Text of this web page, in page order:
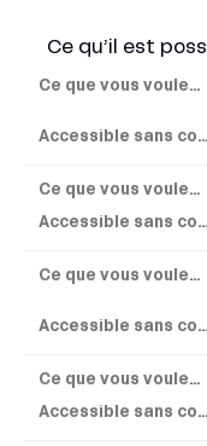
Ce qu’il est
Ce
faire
Accessible
coder ?